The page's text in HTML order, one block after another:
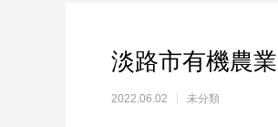
淡路市有機農
2022.06.02 未分類